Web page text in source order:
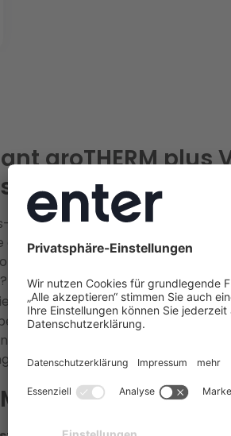
aroTHERM plus
zu Ihrem Haus?
oder Ölheizung steht vor dem
alten Radiatoren aus den 90ern –
die meistverkaufte
DiearoTHERM plus VWL 75/6 A
kompaktgenug für
und dank75 °C
Herstellerversprechen und
Zufriedenheit entscheiden.
kurz und